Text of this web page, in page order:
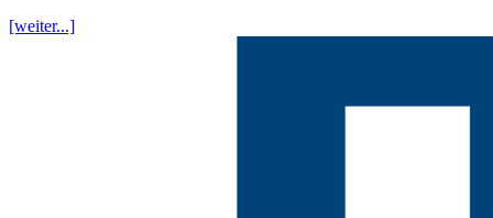
[weiter...]